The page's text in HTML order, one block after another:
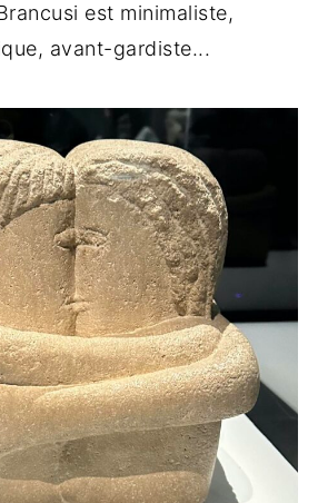
est minimaliste,
avant-gardiste...